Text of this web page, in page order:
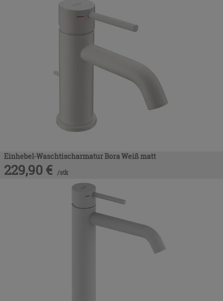
Einhebel-Waschtischarmatur Bora Weiß matt
229,90 € /stk